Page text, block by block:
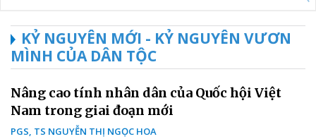
KỶ NGUYÊN MỚI - KỶ NGUYÊN VƯƠN
MÌNH CỦA DÂN TỘC
Nâng cao tính nhân dân của Quốc hội Việt
Nam trong giai đoạn mới
PGS, TS NGUYỄN THỊ NGỌC HOA